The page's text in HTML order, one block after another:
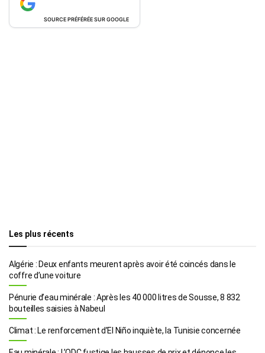
SOURCE PRÉFÉRÉE SUR GOOGLE
Les plus récents
Algérie : Deux enfants meurent après avoir été coincés dans le
coffre d’une voiture
Pénurie d’eau minérale : Après les 40 000 litres de Sousse, 8 832
bouteilles saisies à Nabeul
Climat : Le renforcement d’El Niño inquiète, la Tunisie concernée